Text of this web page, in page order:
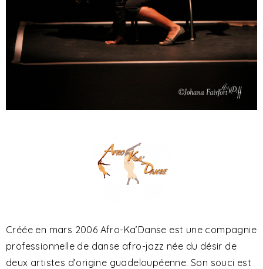
Créée en mars 2006 Afro-Ka’Danse est une compagnie
professionnelle de danse afro-jazz née du désir de
deux artistes d’origine guadeloupéenne. Son souci est